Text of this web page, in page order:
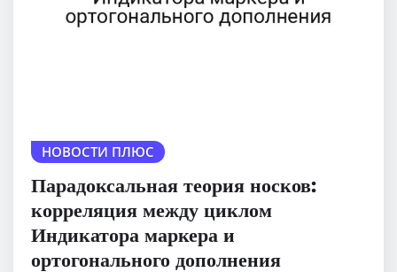
НОВОСТИ ПЛЮС
Парадоксальная теория носков:
корреляция между циклом
Индикатора маркера и
ортогонального дополнения